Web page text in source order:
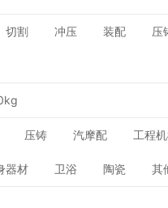
切割 冲压 装配 压
压铸 汽摩配 工程
器材 卫浴 陶瓷 其